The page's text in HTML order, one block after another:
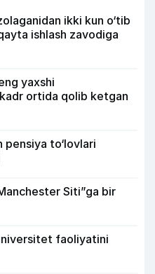
ikki kun o‘tib
ishlash zavodiga
yaxshi
ortida qolib ketgan
pensiya to‘lovlari
Siti”ga bir
faoliyatini